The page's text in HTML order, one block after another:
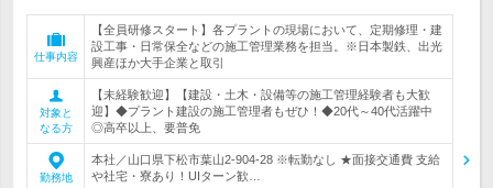
仕事内容
【全員研修スタート】各プラントの現場において、定期修理・建
設工事・日常保全などの施工管理業務を担当。※日本製鉄、出光
興産ほか大手企業と取引
対象と
なる方
【未経験歓迎】【建設・土木・設備等の施工管理経験者も大歓
迎】◆プラント建設の施工管理者もぜひ！◆20代～40代活躍中
◎高卒以上、要普免
勤務地
本社／山口県下松市葉山2-904-28 ※転勤なし ★面接交通費 支給
や社宅・寮あり！UIターン歓…